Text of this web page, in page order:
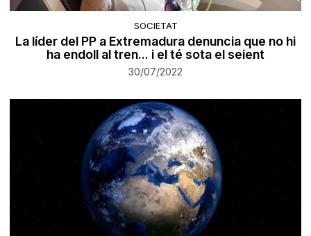
SOCIETAT
La líder del PP a Extremadura denuncia que no hi
ha endoll al tren... i el té sota el seient
30/07/2022